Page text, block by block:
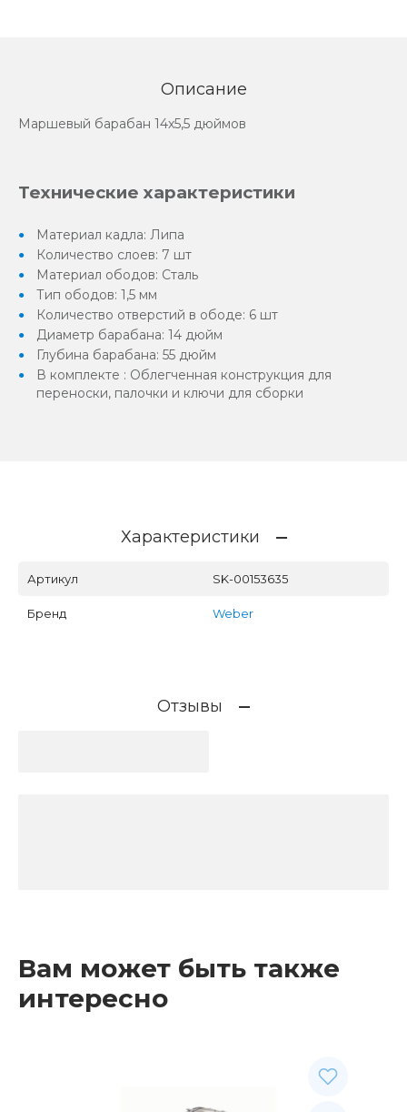
Описание
Маршевый барабан 14х5,5 дюймов
Технические характеристики
Материал кадла: Липа
Количество слоев: 7 шт
Материал ободов: Сталь
Тип ободов: 1,5 мм
Количество отверстий в ободе: 6 шт
Диаметр барабана: 14 дюйм
Глубина барабана: 55 дюйм
В комплекте : Облегченная конструкция для
переноски, палочки и ключи для сборки
Характеристики
Артикул SK-00153635
Бренд Weber
Отзывы
Вам может быть также
интересно